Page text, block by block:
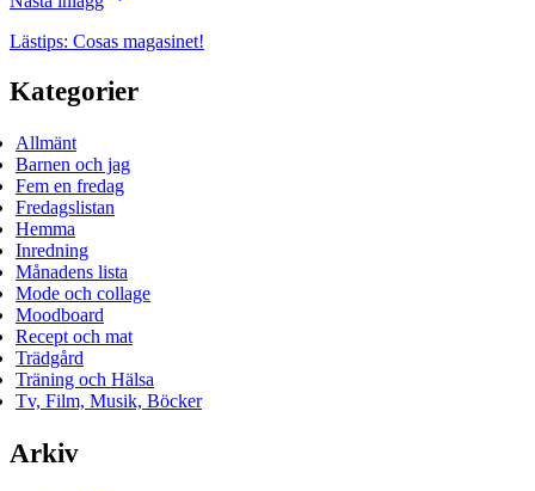
Lästips: Cosas magasinet!
Kategorier
Allmänt
Barnen och jag
Fem en fredag
Fredagslistan
Hemma
Inredning
Månadens lista
Mode och collage
Moodboard
Recept och mat
Trädgård
Träning och Hälsa
Tv, Film, Musik, Böcker
Arkiv